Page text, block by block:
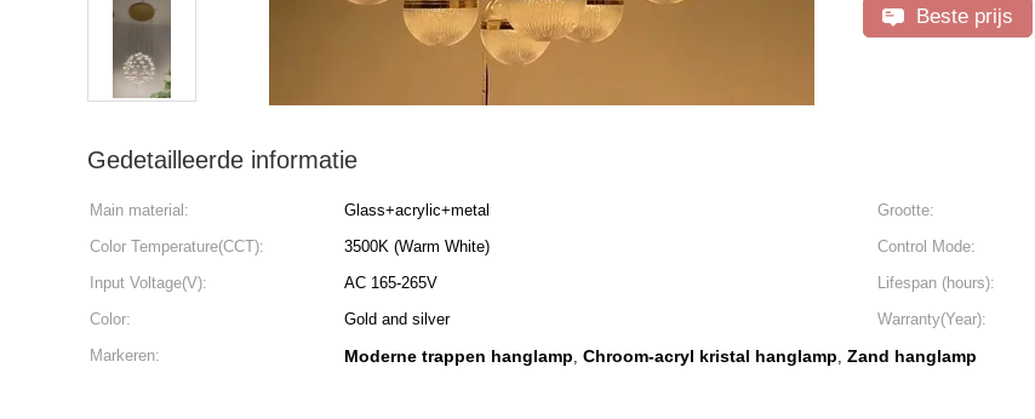
Beste prijs
Gedetailleerde informatie
Main material: Glass+acrylic+metal Grootte:
Color Temperature(CCT):
3500K (Warm White) Control Mode:
Input Voltage(V):
AC 165-265V Lifespan (hours):
Color:
Gold and silver Warranty(Year):
Markeren:
Moderne trappen hanglamp, Chroom-acryl kristal hanglamp, Zand hanglamp